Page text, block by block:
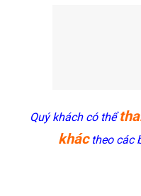
Quý khách có thể
kháctheo các